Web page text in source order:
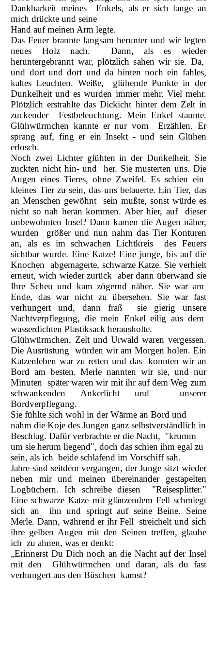
Dankbarkeit meines Enkels, als er sich lange an
mich drückte und seine
Hand auf meinen Arm legte.
Das Feuer brannte langsam herunter und wir legten
neues Holz nach. Dann, als es wieder
heruntergebrannt war, plötzlich sahen wir sie. Da,
und dort und dort und da hinten noch ein fahles,
kaltes Leuchten. Weiße, glühende Punkte in der
Dunkelheit und es wurden immer mehr. Viel mehr.
Plötzlich erstrahlte das Dickicht hinter dem Zelt in
zuckender Festbeleuchtung. Mein Enkel staunte.
Glühwürmchen kannte er nur vom Erzählen. Er
sprang auf, fing er ein Insekt - und sein Glühen
erlosch.
Noch zwei Lichter glühten in der Dunkelheit. Sie
zuckten nicht hin- und her. Sie musterten uns. Die
Augen eines Tieres, ohne Zweifel. Es schien ein
kleines Tier zu sein, das uns belauerte. Ein Tier, das
an Menschen gewöhnt sein mußte, sonst würde es
nicht so nah heran kommen. Aber hier, auf dieser
unbewohnten Insel? Dann kamen die Augen näher,
wurden größer und nun nahm das Tier Konturen
an, als es im schwachen Lichtkreis des Feuers
sichtbar wurde. Eine Katze! Eine junge, bis auf die
Knochen abgemagerte, schwarze Katze. Sie verhielt
erneut, wich wieder zurück aber dann überwand sie
Ihre Scheu und kam zögernd näher. Sie war am
Ende, das war nicht zu übersehen. Sie war fast
verhungert und, dann fraß sie gierig unsere
Nachtverpflegung, die mein Enkel eilig aus dem
wasserdichten Plastiksack herausholte.
Glühwürmchen, Zelt und Urwald waren vergessen.
Die Ausrüstung würden wir am Morgen holen. Ein
Katzenleben war zu retten und das konnten wir an
Bord am besten. Merle nannten wir sie, und nur
Minuten später waren wir mit ihr auf dem Weg zum
schwankenden Ankerlicht und unserer
Bordverpflegung.
Sie fühlte sich wohl in der Wärme an Bord und
nahm die Koje des Jungen ganz selbstverständlich in
Beschlag. Dafür verbrachte er die Nacht, "krumm
um sie herum liegend", doch das schien ihm egal zu
sein, als ich beide schlafend im Vorschiff sah.
Jahre sind seitdem vergangen, der Junge sitzt wieder
neben mir und meinen übereinander gestapelten
Logbüchern. Ich schreibe diesen "Reisesplitter."
Eine schwarze Katze mit glänzendem Fell schmiegt
sich an ihn und springt auf seine Beine. Seine
Merle. Dann, während er ihr Fell streichelt und sich
ihre gelben Augen mit den Seinen treffen, glaube
ich zu ahnen, was er denkt:
„Erinnerst Du Dich noch an die Nacht auf der Insel
mit den Glühwürmchen und daran, als du fast
verhungert aus den Büschen kamst?